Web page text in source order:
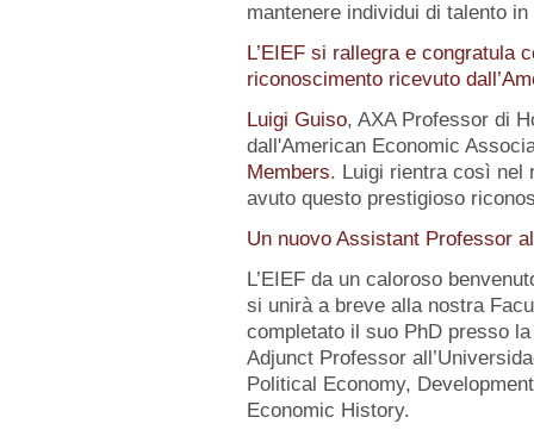
mantenere individui di talento
L’EIEF si rallegra e congratula
riconoscimento ricevuto
Luigi Guiso, AXA Professor di
dall'American Economic
Members. Luigi rientra così nel
avuto questo prestigioso
Un nuovo Assistant Professor
L’EIEF da un caloroso
si unirà a breve alla nostra
completato il suo PhD presso
Adjunct Professor
Political Economy,
Economic History.